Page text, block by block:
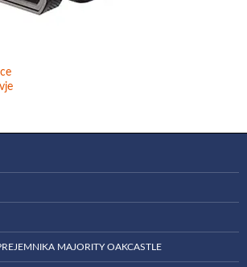
MAJORITY OAKCASTLE